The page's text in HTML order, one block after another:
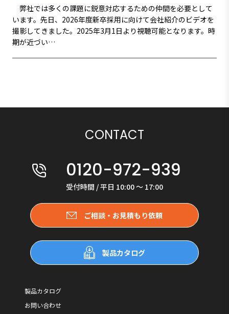
弊社では多くの課題に鋭意対応するための仲間を必要として
います。先日、2026年度新卒採用に向けて会社紹介のビデオを
撮影してきました。2025年3月1日より視聴可能となります。時
期が近づい…
CONTACT
0120-972-939
受付時間 / 平日 10:00 〜 17:00
ご相談・お見積もり依頼
製品カタログ
製品カタログ
お問い合わせ